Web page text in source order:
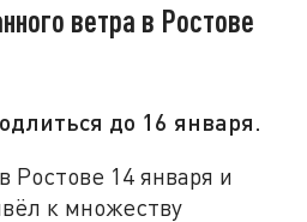
ветра в Ростове
до 16 января.
14 января и
к множеству